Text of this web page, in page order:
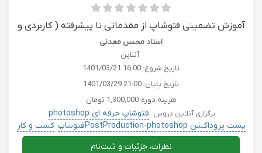
آموزش تضمینی فتوشاپ از مقدماتی تا پیشرفته ( کاربردی و
پروژه محور )
استاد محسن معدنی
آنلاین
تاریخ شروع: 1401/03/21 16:00
تاریخ پایان: 1401/03/29 21:00
هزینه دوره:1,300,000 تومان
برگزاری آنلاین دروس فتوشاپ حرفه ای photoshop
پست پروداکشن PostProduction-photoshopفتوشاپ
کسب و کار
هنر و سرگرمی کامپیوتر حسابداری بورس کریپتو
نظرات، جزئیات و ثبت‌نام